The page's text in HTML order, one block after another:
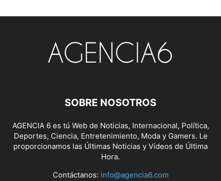
SOBRE NOSOTROS
AGENCIA 6 es tú Web de Noticias, Internacional, Política,
Deportes, Ciencia, Entretenimiento, Moda y Gamers. Le
proporcionamos las Últimas Noticias y Vídeos de Última
Hora.
Contáctanos: info@agencia6.com